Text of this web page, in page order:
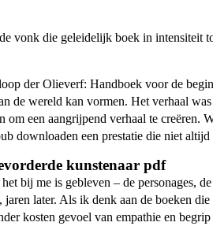
vonk die geleidelijk boek in
der Olieverf: Handboek voor de
de wereld kan vormen. Het verhaal
om een aangrijpend verhaal te
downloaden een prestatie die niet
kunstenaar pdf
bij me is gebleven – de personages,
later. Als ik denk aan de boeken
kosten gevoel van empathie en